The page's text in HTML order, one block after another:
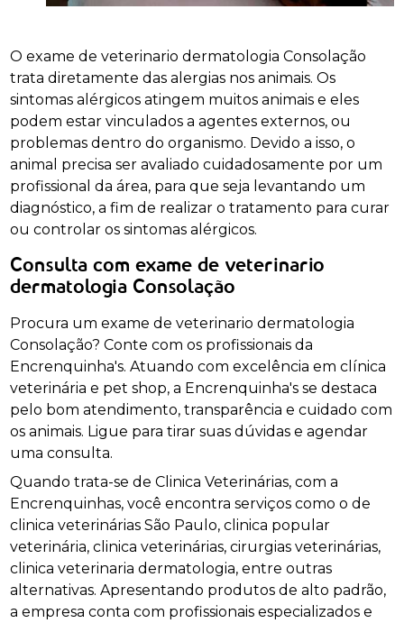
O exame de veterinario dermatologia Consolação
trata diretamente das alergias nos animais. Os
sintomas alérgicos atingem muitos animais e eles
podem estar vinculados a agentes externos, ou
problemas dentro do organismo. Devido a isso, o
animal precisa ser avaliado cuidadosamente por um
profissional da área, para que seja levantando um
diagnóstico, a fim de realizar o tratamento para curar
ou controlar os sintomas alérgicos.
Consulta com exame de veterinario
dermatologia Consolação
Procura um exame de veterinario dermatologia
Consolação? Conte com os profissionais da
Encrenquinha's. Atuando com excelência em clínica
veterinária e pet shop, a Encrenquinha's se destaca
pelo bom atendimento, transparência e cuidado com
os animais. Ligue para tirar suas dúvidas e agendar
uma consulta.
Quando trata-se de Clinica Veterinárias, com a
Encrenquinhas, você encontra serviços como o de
clinica veterinárias São Paulo, clinica popular
veterinária, clinica veterinárias, cirurgias veterinárias,
clinica veterinaria dermatologia, entre outras
alternativas. Apresentando produtos de alto padrão,
a empresa conta com profissionais especializados e